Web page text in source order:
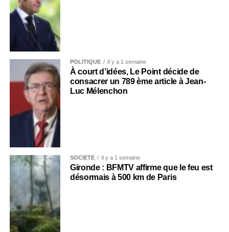
POLITIQUE Il y a 1 semaine
À court d’idées, Le Point décide de
consacrer un 789 ème article à Jean-
Luc Mélenchon
SOCIÉTÉ Il y a 1 semaine
Gironde : BFMTV affirme que le feu est
désormais à 500 km de Paris